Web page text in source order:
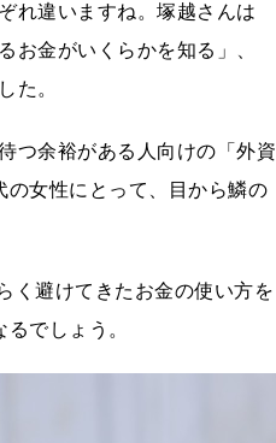
れ違いますね。塚越さんは
お金がいくらかを知る」、
た。
つ余裕がある人向けの「外資
女性にとって、目から鱗の
く避けてきたお金の使い方を
でしょう。